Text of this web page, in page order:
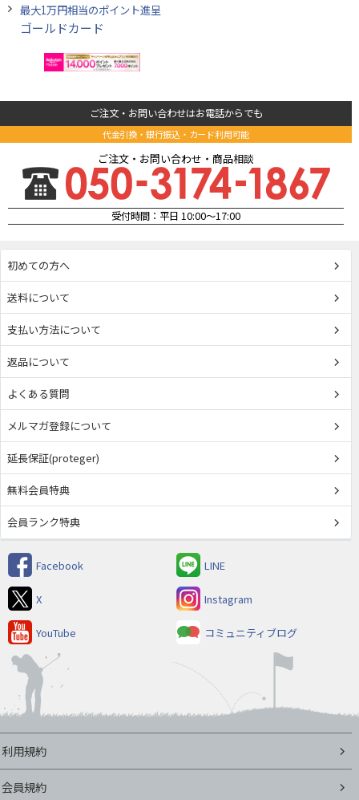
最大1万円相当のポイント進呈
ゴールドカード
ご注文・お問い合わせはお電話からでも
代金引換・銀行振込・カード利用可能
ご注文・お問い合わせ・商品相談
受付時間：平日 10:00～17:00
初めての方へ
送料について
支払い方法について
返品について
よくある質問
メルマガ登録について
延長保証(proteger)
無料会員特典
会員ランク特典
Facebook LINE
X Instagram
YouTube コミュニティブログ
利用規約
会員規約